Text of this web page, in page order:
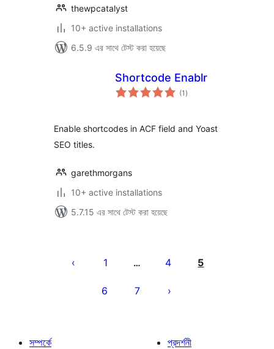
thewpcatalyst
10+ active installations
6.5.9 এর সাথে টেস্ট করা হয়েছে
Shortcode Enablr
(1 total
ratings
)
Enable shortcodes in ACF field and Yoast
SEO titles.
garethmorgans
10+ active installations
5.7.15 এর সাথে টেস্ট করা হয়েছে
পেজিনেশন
1 … 4 5
6 7
সম্পর্কে
প্রদর্শনী